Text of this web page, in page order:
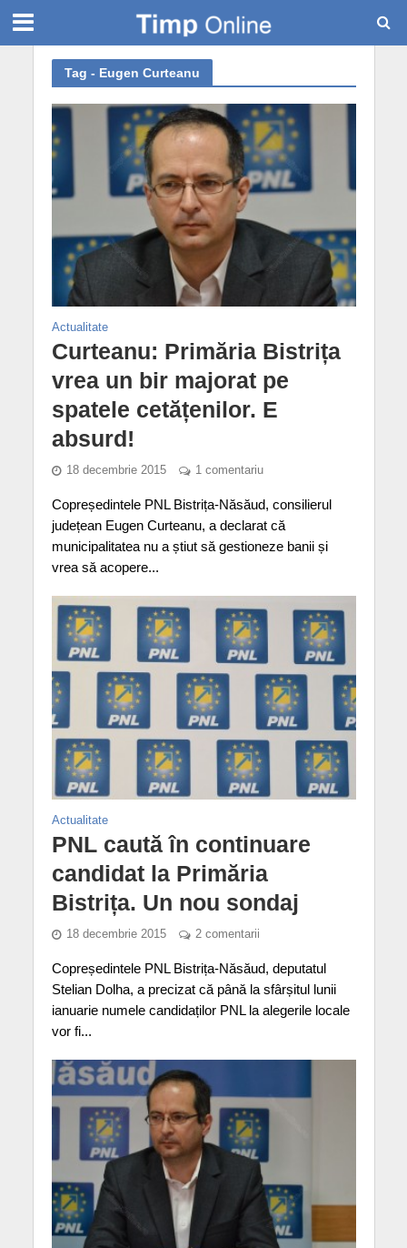
Tag - Eugen Curteanu
Actualitate
Curteanu: Primăria Bistrița
vrea un bir majorat pe
spatele cetățenilor. E
absurd!
18 decembrie 2015 1 comentariu
Copreședintele PNL Bistrița-Năsăud, consilierul
județean Eugen Curteanu, a declarat că
municipalitatea nu a știut să gestioneze banii și
vrea să acopere...
Actualitate
PNL caută în continuare
candidat la Primăria
Bistrița. Un nou sondaj
18 decembrie 2015 2 comentarii
Copreședintele PNL Bistrița-Năsăud, deputatul
Stelian Dolha, a precizat că până la sfârșitul lunii
ianuarie numele candidaților PNL la alegerile locale
vor fi...